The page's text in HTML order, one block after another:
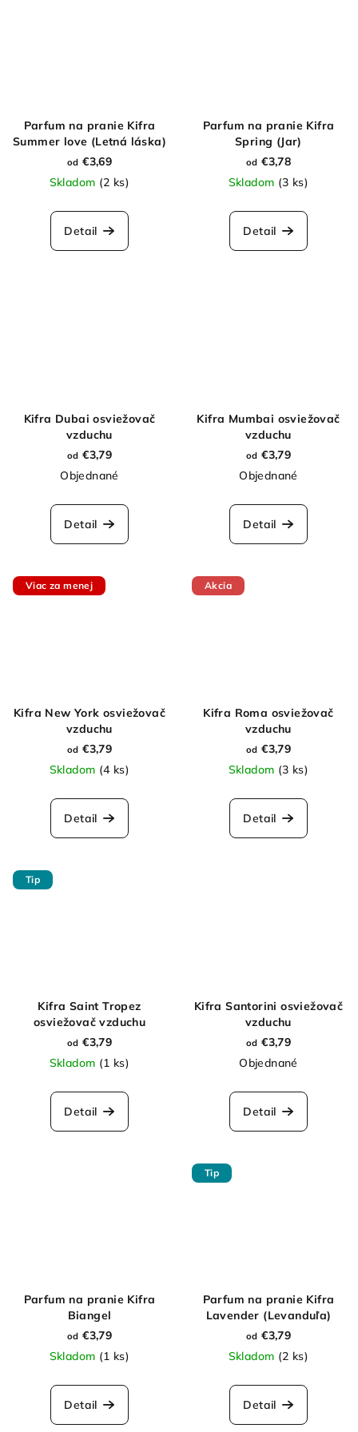
Parfum na pranie Kifra
Summer love (Letná láska)
od €3,69
Skladom (2 ks)
Detail
Parfum na pranie Kifra
Spring (Jar)
od €3,78
Skladom (3 ks)
Detail
Kifra Dubai osviežovač
vzduchu
od €3,79
Objednané
Detail
Kifra Mumbai osviežovač
vzduchu
od €3,79
Objednané
Detail
Viac za menej
Kifra New York osviežovač
vzduchu
od €3,79
Skladom (4 ks)
Detail
Akcia
Kifra Roma osviežovač
vzduchu
od €3,79
Skladom (3 ks)
Detail
Tip
Kifra Saint Tropez
osviežovač vzduchu
od €3,79
Skladom (1 ks)
Detail
Kifra Santorini osviežovač
vzduchu
od €3,79
Objednané
Detail
Parfum na pranie Kifra
Biangel
od €3,79
Skladom (1 ks)
Detail
Tip
Parfum na pranie Kifra
Lavender (Levanduľa)
od €3,79
Skladom (2 ks)
Detail